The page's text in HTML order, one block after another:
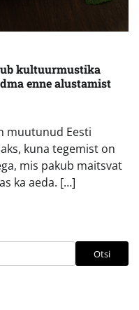
kultuurmustika
enne alustamist
muutunud Eesti
kuna tegemist on
mis pakub maitsvat
ka aeda. […]
Otsi